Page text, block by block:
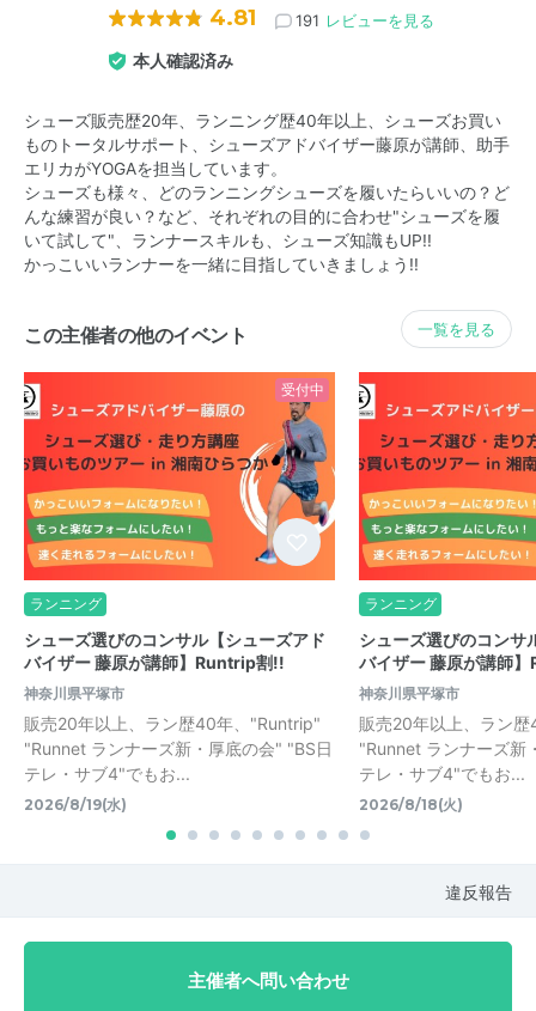
4.81 191 レビューを見る
本人確認済み
シューズ販売歴20年、ランニング歴40年以上、シューズお買い
ものトータルサポート、シューズアドバイザー藤原が講師、助手
エリカがYOGAを担当しています。
シューズも様々、どのランニングシューズを履いたらいいの？ど
んな練習が良い？など、それぞれの目的に合わせ"シューズを履
いて試して"、ランナースキルも、シューズ知識もUP!!
かっこいいランナーを一緒に目指していきましょう!!
この主催者の他のイベント 一覧を見る
受付中
ランニング
シューズ選びのコンサル【シューズアド
バイザー 藤原が講師】Runtrip割!!
神奈川県平塚市
販売20年以上、ラン歴40年、"Runtrip"
"Runnet ランナーズ新・厚底の会" "BS日
テレ・サブ4"でもお...
2026/8/19(水)
ランニング
シューズ選びのコンサ
バイザー 藤原が講師
神奈川県平塚市
販売20年以上、ラン
"Runnet ランナーズ新
テレ・サブ4"でもお...
2026/8/18(火)
違反報告
主催者へ問い合わせ